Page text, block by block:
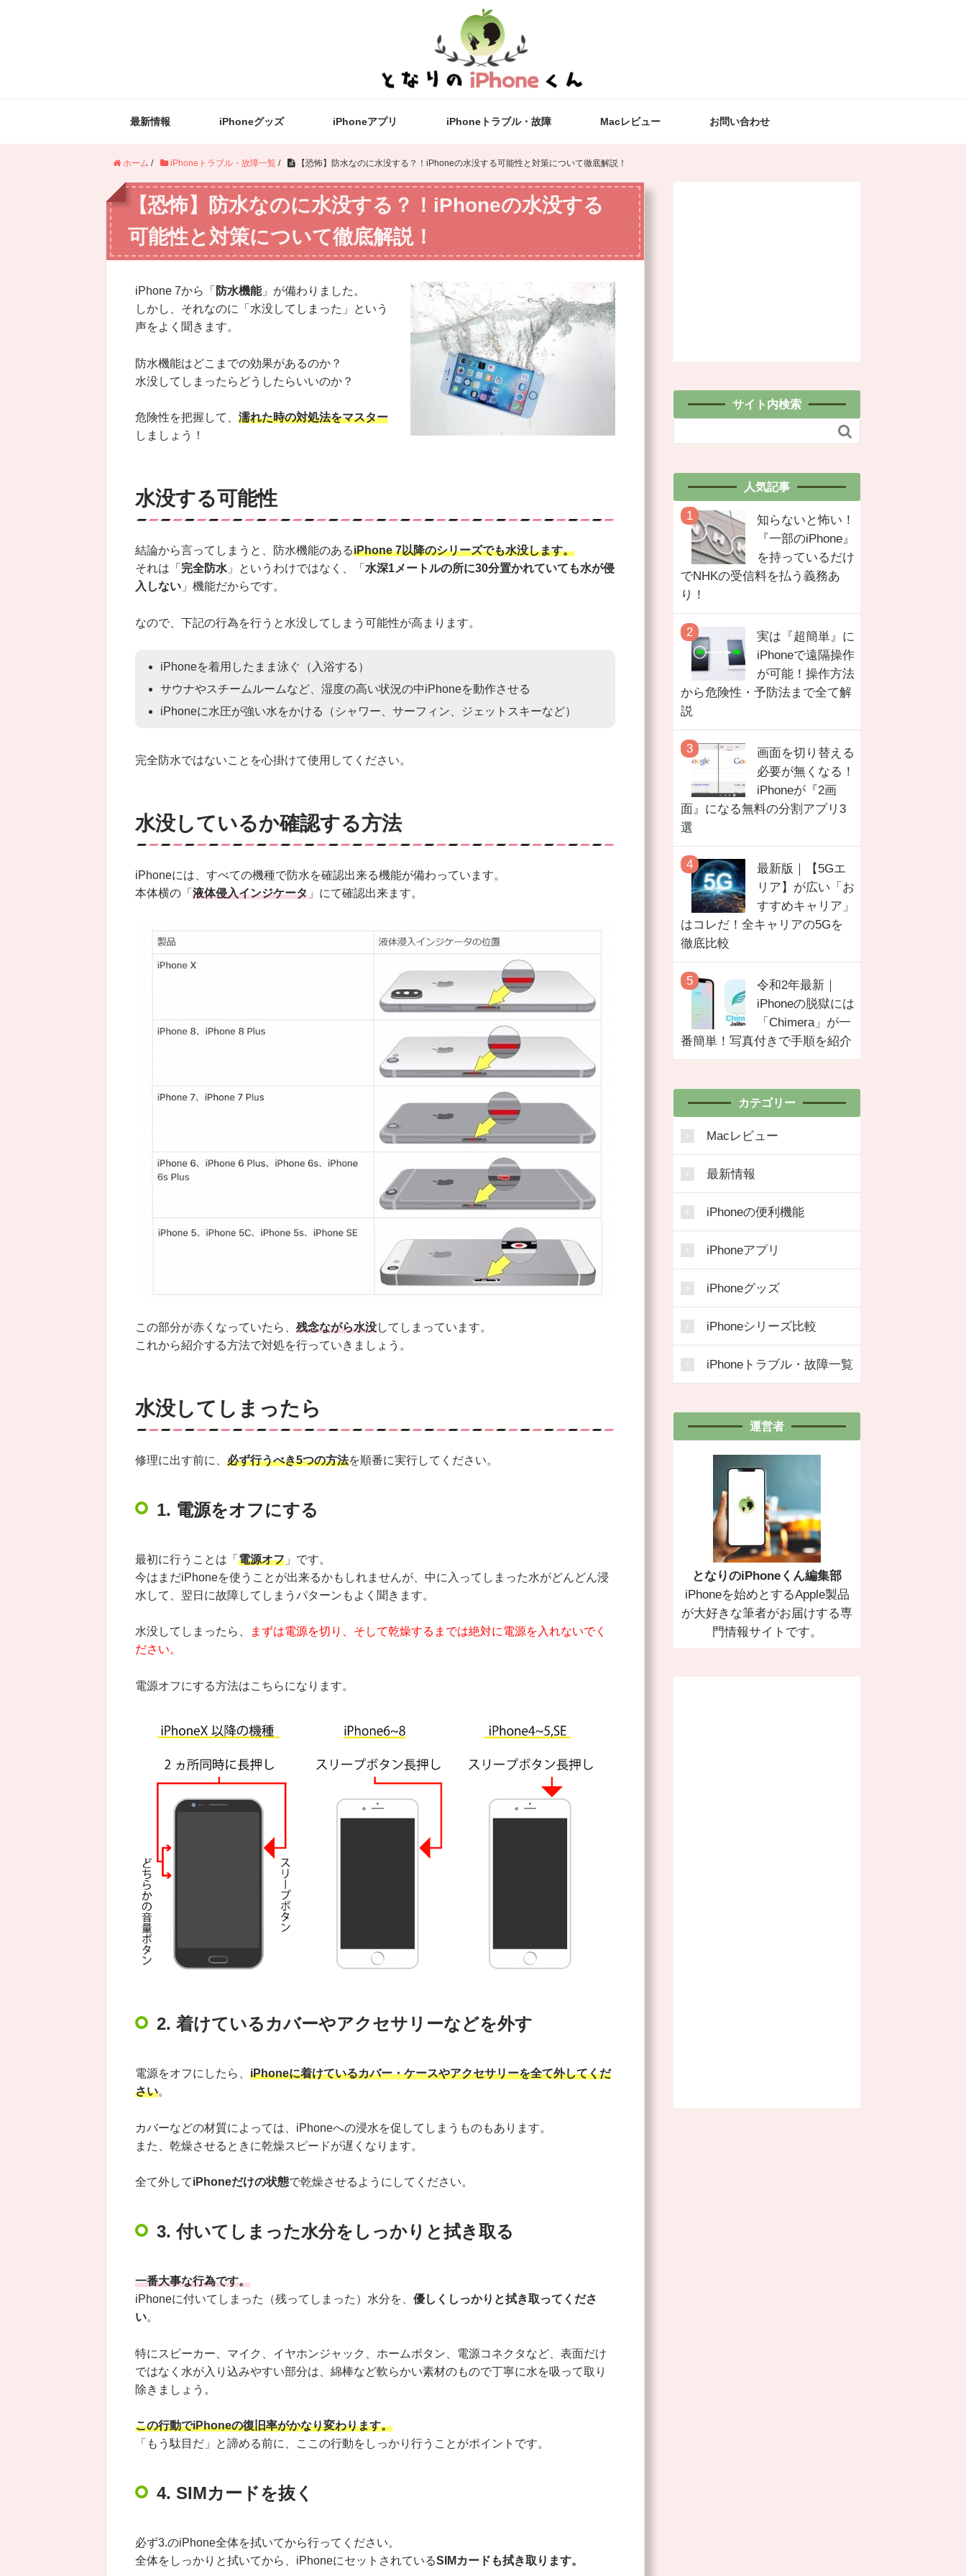
最新情報 iPhoneグッズ iPhoneアプリ iPhoneトラブル・故障 Macレビュー お問い合わせ
ホーム / iPhoneトラブル・故障一覧 / 【恐怖】防水なのに水没する？！iPhoneの水没する可能性と対策について徹底解説！
【恐怖】防水なのに水没する？！iPhoneの水没する
可能性と対策について徹底解説！
iPhone 7から「 防水機能」が備わりました。
しかし、それなのに「水没してしまった」という
声をよく聞きます。
防水機能はどこまでの効果があるのか？
水没してしまったらどうしたらいいのか？
危険性を把握して、 濡れた時の対処法をマスター
しましょう！
水没する可能性
結論から言ってしまうと、防水機能のあるiPhone 7以降のシリーズでも水没します。
それは「 完全防水 」というわけではなく、「 水深1メートルの所に30分置かれていても水が侵
入しない 」機能だからです。
なので、下記の行為を行うと水没してしまう可能性が高まります。
iPhoneを着用したまま泳ぐ（入浴する）
サウナやスチームルームなど、湿度の高い状況の中iPhoneを動作させる
iPhoneに水圧が強い水をかける（シャワー、サーフィン、ジェットスキーなど）
完全防水ではないことを心掛けて使用してください。
水没しているか確認する方法
iPhoneには、すべての機種で防水を確認出来る機能が備わっています。
本体横の「 液体侵入インジケータ 」にて確認出来ます。
この部分が赤くなっていたら、 残念ながら水没してしまっています。
これから紹介する方法で対処を行っていきましょう。
水没してしまったら
修理に出す前に、 必ず行うべき5つの方法を順番に実行してください。
1. 電源をオフにする
最初に行うことは「 電源オフ 」です。
今はまだiPhoneを使うことが出来るかもしれませんが、中に入ってしまった水がどんどん浸
水して、翌日に故障してしまうパターンもよく聞きます。
水没してしまったら、
まずは電源を切り、そして乾燥するまでは絶対に電源を入れないでく
ださい。
電源オフにする方法はこちらになります。
2. 着けているカバーやアクセサリーなどを外す
電源をオフにしたら、 iPhoneに着けているカバー・ケースやアクセサリーを全て外してくだ
さい。
カバーなどの材質によっては、iPhoneへの浸水を促してしまうものもあります。
また、乾燥させるときに乾燥スピードが遅くなります。
全て外してiPhoneだけの状態で乾燥させるようにしてください。
3. 付いてしまった水分をしっかりと拭き取る
一番大事な行為です。
iPhoneに付いてしまった（残ってしまった）水分を、 優しくしっかりと拭き取ってくださ
い。
特にスピーカー、マイク、イヤホンジャック、ホームボタン、電源コネクタなど、表面だけ
ではなく水が入り込みやすい部分は、綿棒など軟らかい素材のもので丁寧に水を吸って取り
除きましょう。
この行動でiPhoneの復旧率がかなり変わります。
「もう駄目だ」と諦める前に、ここの行動をしっかり行うことがポイントです。
4. SIMカードを抜く
必ず3.のiPhone全体を拭いてから行ってください。
全体をしっかりと拭いてから、iPhoneにセットされているSIMカードも拭き取ります。
サイト内検索

人気記事
知らないと怖い！
『一部のiPhone』
を持っているだけ
でNHKの受信料を払う義務あ
り！
実は『超簡単』に
iPhoneで遠隔操作
が可能！操作方法
から危険性・予防法まで全て解
説
画面を切り替える
必要が無くなる！
iPhoneが『2画
面』になる無料の分割アプリ3
選
最新版｜【5Gエ
リア】が広い「お
すすめキャリア」
はコレだ！全キャリアの5Gを
徹底比較
令和2年最新｜
iPhoneの脱獄には
「Chimera」が一
番簡単！写真付きで手順を紹介
カテゴリー
Macレビュー
最新情報
iPhoneの便利機能
iPhoneアプリ
iPhoneグッズ
iPhoneシリーズ比較
iPhoneトラブル・故障一覧
運営者
となりのiPhoneくん編集部
iPhoneを始めとするApple製品
が大好きな筆者がお届けする専
門情報サイトです。